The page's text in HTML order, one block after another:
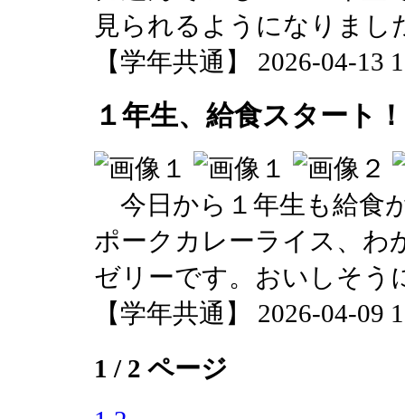
見られるようになりまし
【学年共通】 2026-04-13
１年生、給食スタート！
今日から１年生も給食
ポークカレーライス、わ
ゼリーです。おいしそう
【学年共通】 2026-04-09
1 / 2 ページ